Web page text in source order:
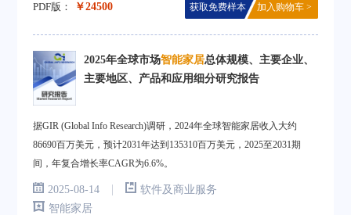
PDF版： ￥24500 获取免费样本 加入购物车 >
2025年全球市场智能家居总体规模、主要企业、
主要地区、产品和应用细分研究报告
据GIR (Global Info Research)调研，2024年全球智能家居收入大约
86690百万美元，预计2031年达到135310百万美元，2025至2031期
间，年复合增长率CAGR为6.6%。
2025-08-14 |
软件及商业服务
智能家居